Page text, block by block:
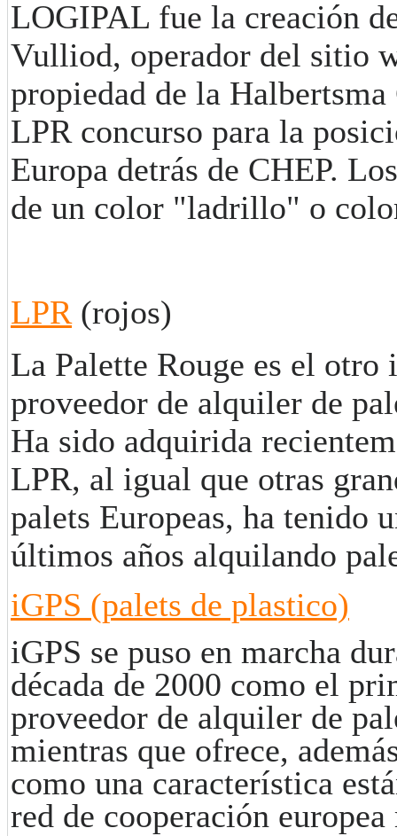
LOGIPAL fue la creación
Vulliod, operador del sitio
propiedad de la
LPR concurso para la
Europa detrás de CHEP.
de un color "ladrillo" o
LPR (rojos)
La Palette Rouge es el otro
proveedor de alquiler de
Ha sido adquirida
LPR, al igual que otras
palets Europeas, ha tenido
últimos años alquilando
iGPS (palets de plastico)
iGPS se puso en marcha
década de 2000 como el
proveedor de alquiler de
mientras que ofrece,
como una característica
red de cooperación europea